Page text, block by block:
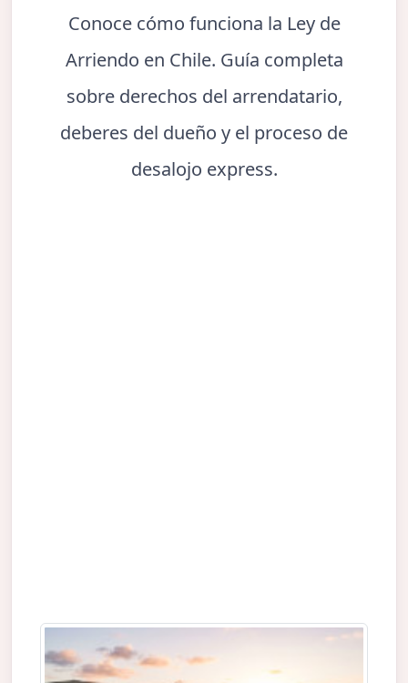
Conoce cómo funciona la Ley de
Arriendo en Chile. Guía completa
sobre derechos del arrendatario,
deberes del dueño y el proceso de
desalojo express.